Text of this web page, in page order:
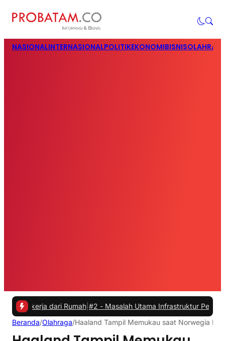
NASIONALINTERNASIONALPOLITIKEKONOMIBISNIS
dari Rumah|#2 -Masalah Utama Infrastruktur Pengisian Daya
Beranda/Olahraga/Haaland Tampil Memukau saat Norwegia